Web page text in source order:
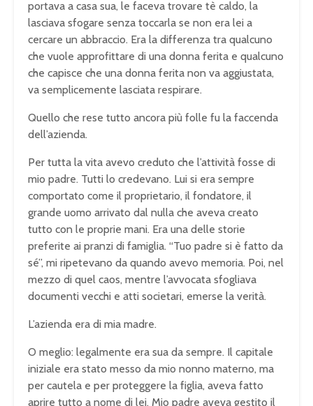
portava a casa sua, le faceva trovare tè caldo, la
lasciava sfogare senza toccarla se non era lei a
cercare un abbraccio. Era la differenza tra qualcuno
che vuole approfittare di una donna ferita e qualcuno
che capisce che una donna ferita non va aggiustata,
va semplicemente lasciata respirare.
Quello che rese tutto ancora più folle fu la faccenda
dell’azienda.
Per tutta la vita avevo creduto che l’attività fosse di
mio padre. Tutti lo credevano. Lui si era sempre
comportato come il proprietario, il fondatore, il
grande uomo arrivato dal nulla che aveva creato
tutto con le proprie mani. Era una delle storie
preferite ai pranzi di famiglia. “Tuo padre si è fatto da
sé”, mi ripetevano da quando avevo memoria. Poi, nel
mezzo di quel caos, mentre l’avvocata sfogliava
documenti vecchi e atti societari, emerse la verità.
L’azienda era di mia madre.
O meglio: legalmente era sua da sempre. Il capitale
iniziale era stato messo da mio nonno materno, ma
per cautela e per proteggere la figlia, aveva fatto
aprire tutto a nome di lei. Mio padre aveva gestito il